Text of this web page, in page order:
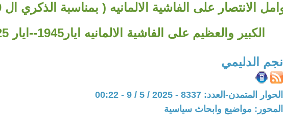
الكبير والعظيم على الفاشية الالمانيه ايار1945--ايار 2025).
نجم الدليمي
الحوار المتمدن-العدد: 8337 - 2025 / 5 / 9 - 00:22
المحور: مواضيع وابحاث سياسية